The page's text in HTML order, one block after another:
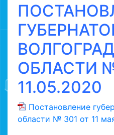
ОБЛАСТИ
11.05.2020
Постановление
области № 301 от 11